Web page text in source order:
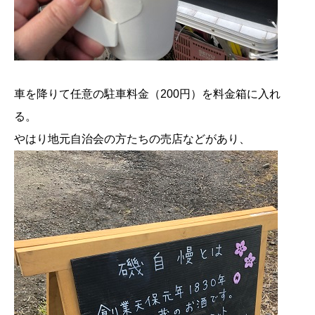
車を降りて任意の駐車料金（200円）を料金箱に入れ
る。
やはり地元自治会の方たちの売店などがあり、